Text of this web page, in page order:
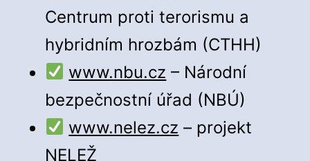
Centrum proti terorismu a
hybridním hrozbám (CTHH)
www.nbu.cz – Národní
bezpečnostní úřad (NBÚ)
www.nelez.cz – projekt
NELEŽ